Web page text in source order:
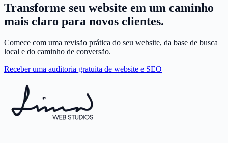
Transforme seu website em um caminho
mais claro para novos clientes.
Comece com uma revisão prática do seu website, da base de busca
local e do caminho de conversão.
Receber uma auditoria gratuita de website e SEO